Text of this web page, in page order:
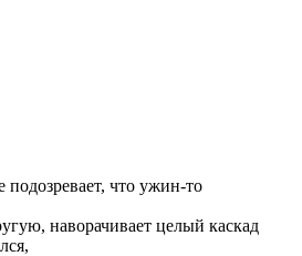
что ужин-то
наворачивает целый каскад